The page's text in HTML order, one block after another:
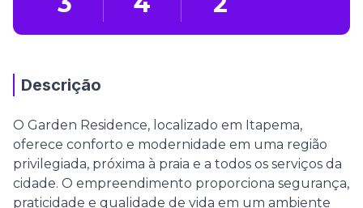
Descrição
O Garden Residence, localizado em Itapema,
oferece conforto e modernidade em uma região
privilegiada, próxima à praia e a todos os serviços da
cidade. O empreendimento proporciona segurança,
praticidade e qualidade de vida em um ambiente